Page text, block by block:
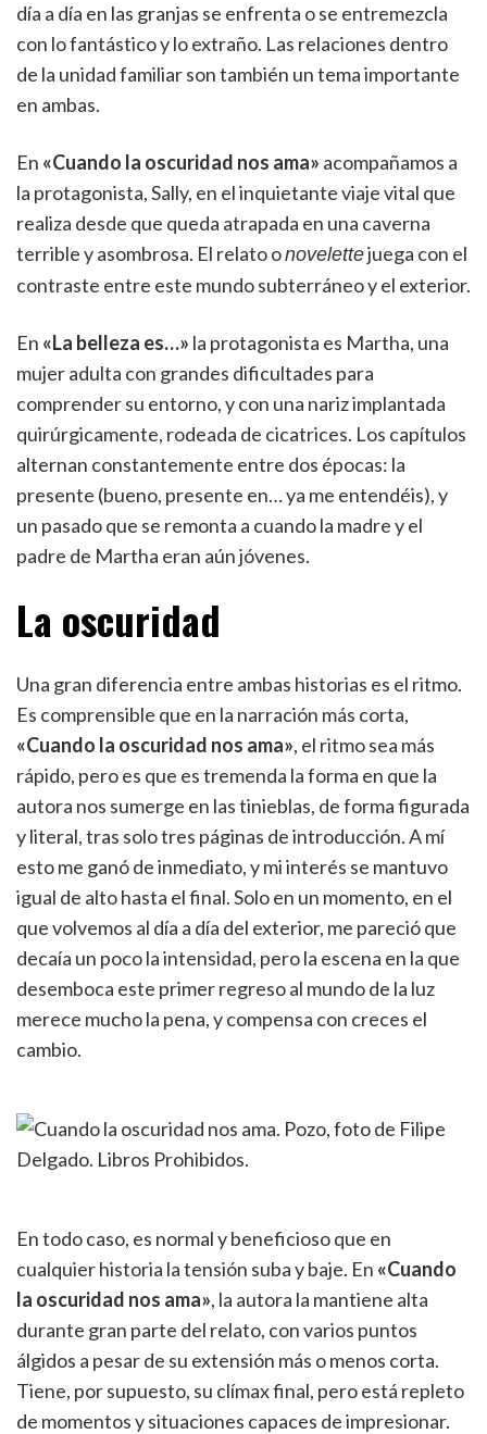
día a día en las granjas se enfrenta o se entremezcla
con lo fantástico y lo extraño. Las relaciones dentro
de la unidad familiar son también un tema importante
en ambas.
En «Cuando la oscuridad nos ama» acompañamos a
la protagonista, Sally, en el inquietante viaje vital que
realiza desde que queda atrapada en una caverna
terrible y asombrosa. El relato onovelettejuega con el
contraste entre este mundo subterráneo y el exterior.
En «La belleza es…» la protagonista es Martha, una
mujer adulta con grandes dificultades para
comprender su entorno, y con una nariz implantada
quirúrgicamente, rodeada de cicatrices. Los capítulos
alternan constantemente entre dos épocas: la
presente (bueno, presente en… ya me entendéis), y
un pasado que se remonta a cuando la madre y el
padre de Martha eran aún jóvenes.
La oscuridad
Una gran diferencia entre ambas historias es el ritmo.
Es comprensible que en la narración más corta,
«Cuando la oscuridad nos ama», el ritmo sea más
rápido, pero es que es tremenda la forma en que la
autora nos sumerge en las tinieblas, de forma figurada
y literal, tras solo tres páginas de introducción. A mí
esto me ganó de inmediato, y mi interés se mantuvo
igual de alto hasta el final. Solo en un momento, en el
que volvemos al día a día del exterior, me pareció que
decaía un poco la intensidad, pero la escena en la que
desemboca este primer regreso al mundo de la luz
merece mucho la pena, y compensa con creces el
cambio.
En todo caso, es normal y beneficioso que en
cualquier historia la tensión suba y baje. En «Cuando
la oscuridad nos ama», la autora la mantiene alta
durante gran parte del relato, con varios puntos
álgidos a pesar de su extensión más o menos corta.
Tiene, por supuesto, su clímax final, pero está repleto
de momentos y situaciones capaces de impresionar.